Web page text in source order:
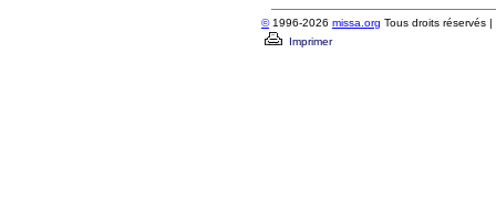
©1996-2026 missa.org Tous droits réservés |
Imprimer